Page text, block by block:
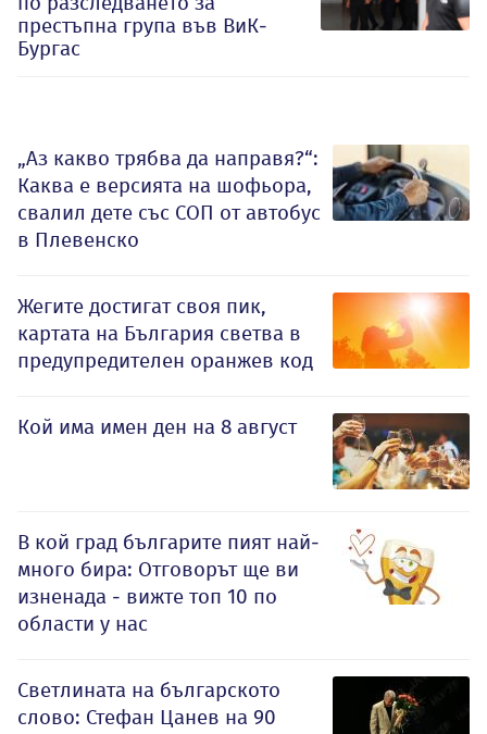
престъпна група във ВиК-
Бургас
„Аз какво трябва да направя?“:
Каква е версията на шофьора,
свалил дете със СОП от автобус
в Плевенско
Жегите достигат своя пик,
картата на България светва в
предупредителен оранжев код
Кой има имен ден на 8 август
В кой град българите пият най-
много бира: Отговорът ще ви
изненада - вижте топ 10 по
области у нас
Светлината на българското
слово: Стефан Цанев на 90